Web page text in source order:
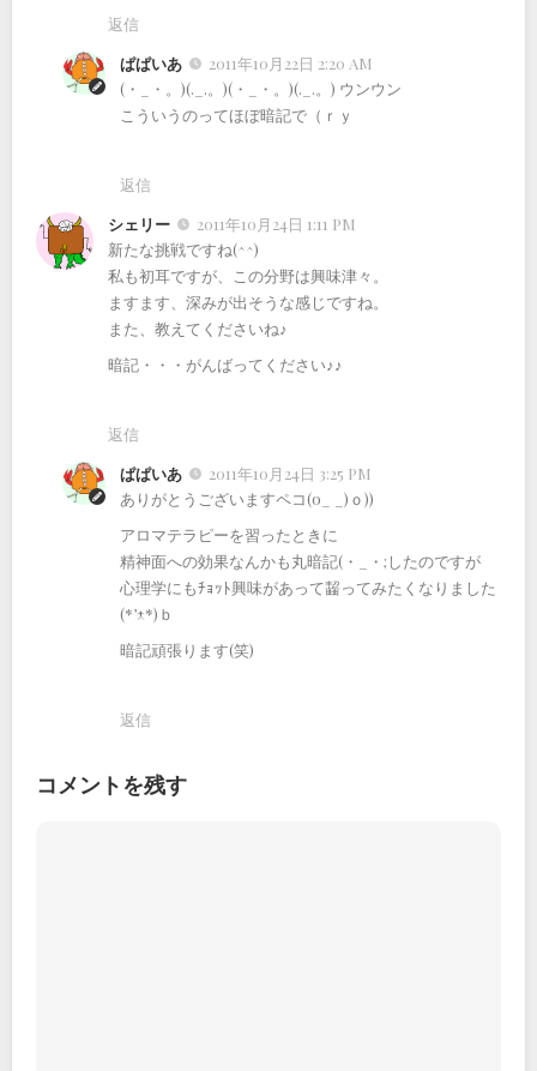
返信
ぱぱいあ
2011年10月22日 2:20 AM
(・_・。)(._.。)(・_・。)(._.。) ウンウン
こういうのってほぼ暗記で（ｒｙ
返信
シェリー
2011年10月24日 1:11 PM
新たな挑戦ですね(^^)
私も初耳ですが、この分野は興味津々。
ますます、深みが出そうな感じですね。
また、教えてくださいね♪
暗記・・・がんばってください♪♪
返信
ぱぱいあ
2011年10月24日 3:25 PM
ありがとうございますペコ(o_ _)ｏ))
アロマテラピーを習ったときに
精神面への効果なんかも丸暗記(・_・;したのですが
心理学にもﾁｮｯﾄ興味があって齧ってみたくなりました
(*’-^*)ｂ
暗記頑張ります(笑)
返信
コメントを残す